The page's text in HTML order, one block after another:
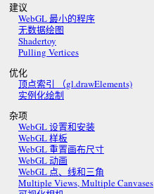
建议
WebGL 最小的程序
无数据绘图
Shadertoy
Pulling Vertices
优化
顶点索引 （gl.drawElements)
实例化绘制
杂项
WebGL 设置和安装
WebGL 样板
WebGL 重置画布尺寸
WebGL 动画
WebGL 点、线和三角
Multiple Views, Multiple Canvases